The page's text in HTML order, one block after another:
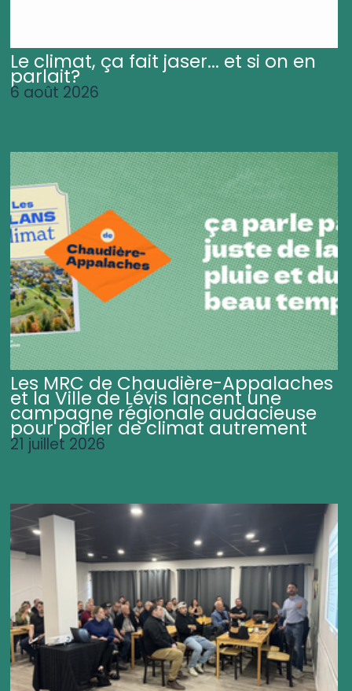
Le climat, ça fait jaser... et si on en
parlait?
6 août 2026
Les MRC de Chaudière-Appalaches
et la Ville de Lévis lancent une
campagne régionale audacieuse
pour parler de climat autrement
21 juillet 2026